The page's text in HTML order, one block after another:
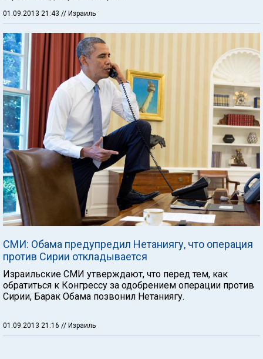
01.09.2013 21:43 // Израиль
СМИ: Обама предупредил Нетаниягу, что операция
против Сирии откладывается
Израильские СМИ утверждают, что перед тем, как
обратиться к Конгрессу за одобрением операции против
Сирии, Барак Обама позвонил Нетаниягу.
01.09.2013 21:16 // Израиль